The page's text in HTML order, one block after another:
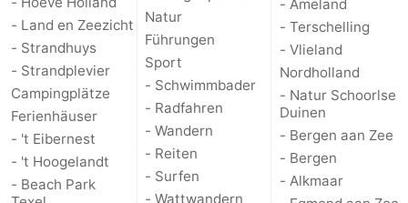
Schiermonnikoog
-
Ameland
-
Terschelling
-
-
- Land en Zeezicht
- Strandhuys
- Strandplevier
Campingplätze
Ferienhäuser
- 't Eibernest
- 't Hoogelandt
- Beach Park
Natur
Führungen
Sport
- Schwimmbader
- Radfahren
- Wandern
- Reiten
- Surfen
- Wattwandern
- Ameland
- Terschelling
- Vlieland
Nordholland
- Natur Schoorlse
Duinen
- Bergen aan Zee
- Bergen
- Alkmaar